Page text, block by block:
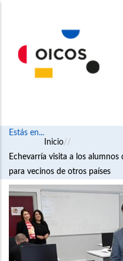
Estás en...
Ruta
de
Inicio
Echevarría visita a los alumnos
para vecinos de otros países